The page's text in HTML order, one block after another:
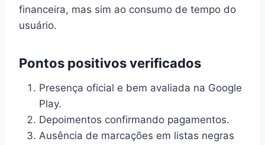
financeira, mas sim ao consumo de tempo do
usuário.
Pontos positivos verificados
Presença oficial e bem avaliada na Google
Play.
Depoimentos confirmando pagamentos.
Ausência de marcações em listas negras